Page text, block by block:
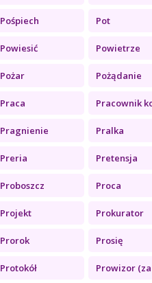
Pośpiech Pot
Powiesić Powietrze
Pożar Pożądanie
Praca Pracownik
Pragnienie Pralka
Preria Pretensja
Proboszcz Proca
Projekt Prokurator
Prorok Prosię
Protokół Prowizor